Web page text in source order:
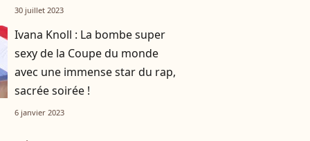
30 juillet 2023
Ivana Knoll : La bombe super
sexy de la Coupe du monde
avec une immense star du rap,
sacrée soirée !
6 janvier 2023